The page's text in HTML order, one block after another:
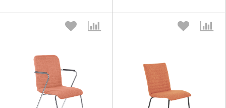
Выберите количество: Выберите количество: